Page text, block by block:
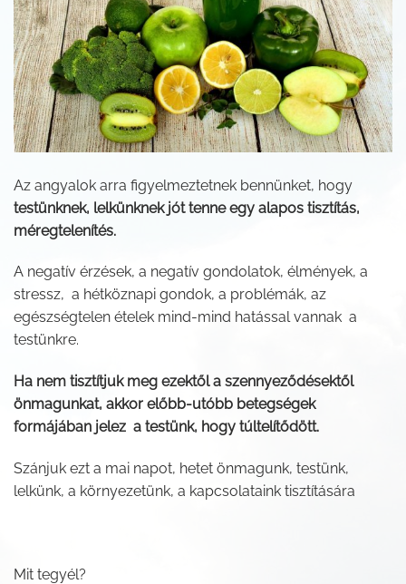
Az angyalok arra figyelmeztetnek bennünket, hogy
testünknek, lelkünknek jót tenne egy alapos tisztítás,
méregtelenítés.
A negatív érzések, a negatív gondolatok, élmények, a
stressz, a hétköznapi gondok, a problémák, az
egészségtelen ételek mind-mind hatással vannak a
testünkre.
Ha nem tisztítjuk meg ezektől a szennyeződésektől
önmagunkat, akkor előbb-utóbb betegségek
formájában jelez a testünk, hogy túltelítődött.
Szánjuk ezt a mai napot, hetet önmagunk, testünk,
lelkünk, a környezetünk, a kapcsolataink tisztítására
Mit tegyél?